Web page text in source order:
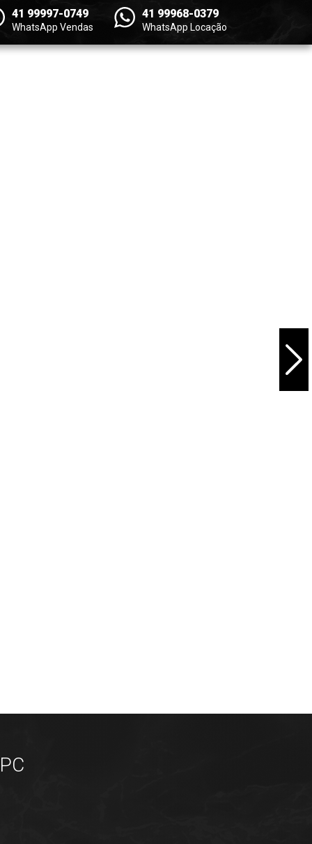
41 99997-0749
WhatsApp Vendas
41 99968-0379
WhatsApp Locação